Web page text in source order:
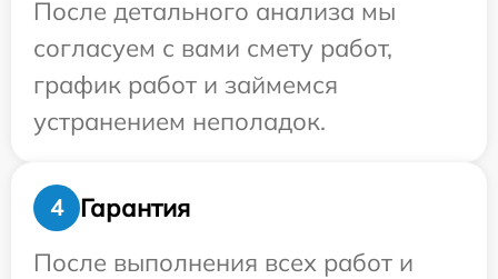
После детального анализа мы
согласуем с вами смету работ,
график работ и займемся
устранением неполадок.
4
Гарантия
После выполнения всех работ и